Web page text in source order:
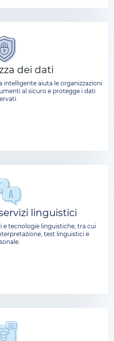
dei dati
intelligente aiuta le organizzazioni
al sicuro e protegge i dati
linguistici
e tecnologie linguistiche, tra cui
test linguistici e